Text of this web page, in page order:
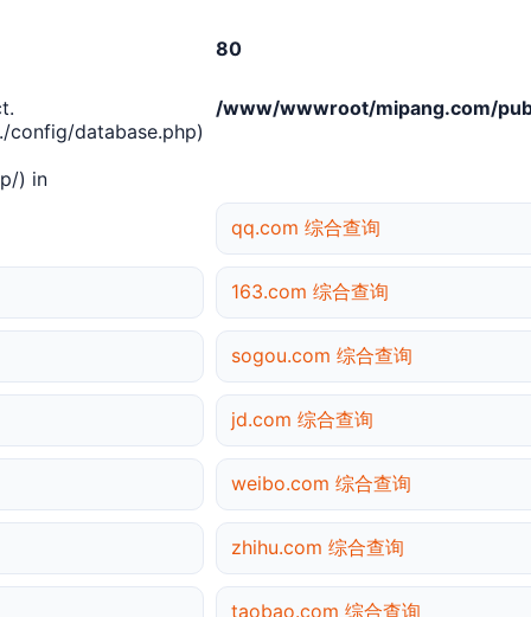
80
database.php)
) in
/www/wwwroot/mipang.com/
qq.com 综合查询
163.com 综合查询
sogou.com 综合查询
jd.com 综合查询
weibo.com 综合查询
zhihu.com 综合查询
taobao.com 综合查询